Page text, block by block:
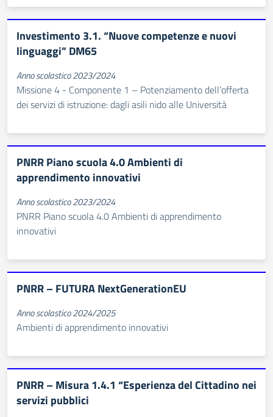
Investimento 3.1. “Nuove competenze e nuovi
linguaggi” DM65
Anno scolastico 2023/2024
Missione 4 - Componente 1 – Potenziamento dell’offerta
dei servizi di istruzione: dagli asili nido alle Università
PNRR Piano scuola 4.0 Ambienti di
apprendimento innovativi
Anno scolastico 2023/2024
PNRR Piano scuola 4.0 Ambienti di apprendimento
innovativi
PNRR – FUTURA NextGenerationEU
Anno scolastico 2024/2025
Ambienti di apprendimento innovativi
PNRR – Misura 1.4.1 “Esperienza del Cittadino nei
servizi pubblici